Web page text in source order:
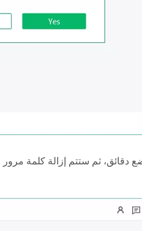
دقائق، ثم ستتم إزالة كلمة مرور